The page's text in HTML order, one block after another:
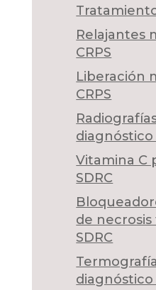
Relajantes
CRPS
Liberación
CRPS
diagnóstico
Vitamina C
SDRC
de necrosis
SDRC
diagnóstico